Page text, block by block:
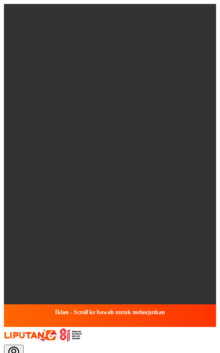
Iklan - Scroll ke bawah untuk melanjutkan